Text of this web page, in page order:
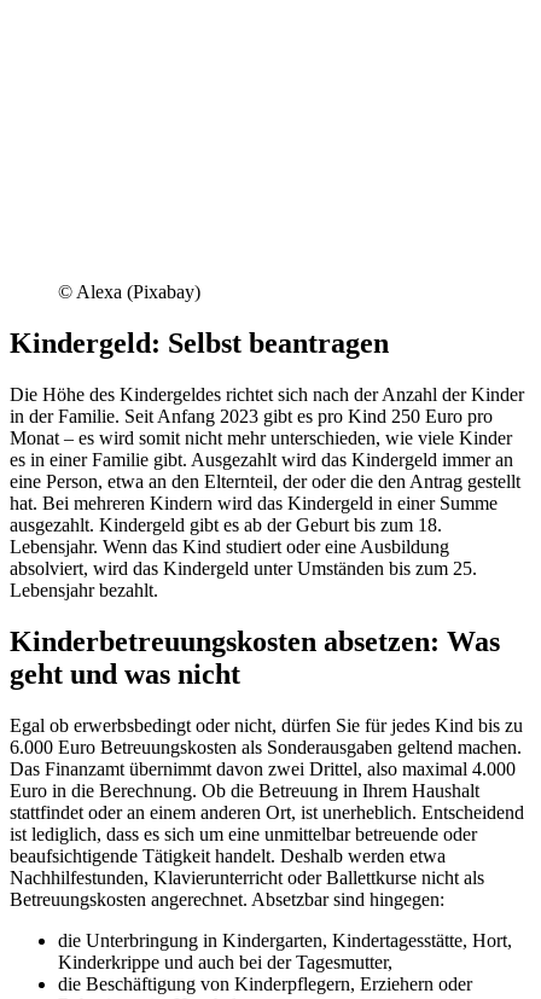
© Alexa (Pixabay)
Kindergeld: Selbst beantragen
Die Höhe des Kindergeldes richtet sich nach der Anzahl der Kinder
in der Familie. Seit Anfang 2023 gibt es pro Kind 250 Euro pro
Monat – es wird somit nicht mehr unterschieden, wie viele Kinder
es in einer Familie gibt. Ausgezahlt wird das Kindergeld immer an
eine Person, etwa an den Elternteil, der oder die den Antrag gestellt
hat. Bei mehreren Kindern wird das Kindergeld in einer Summe
ausgezahlt. Kindergeld gibt es ab der Geburt bis zum 18.
Lebensjahr. Wenn das Kind studiert oder eine Ausbildung
absolviert, wird das Kindergeld unter Umständen bis zum 25.
Lebensjahr bezahlt.
Kinderbetreuungskosten absetzen: Was
geht und was nicht
Egal ob erwerbsbedingt oder nicht, dürfen Sie für jedes Kind bis zu
6.000 Euro Betreuungskosten als Sonderausgaben geltend machen.
Das Finanzamt übernimmt davon zwei Drittel, also maximal 4.000
Euro in die Berechnung. Ob die Betreuung in Ihrem Haushalt
stattfindet oder an einem anderen Ort, ist unerheblich. Entscheidend
ist lediglich, dass es sich um eine unmittelbar betreuende oder
beaufsichtigende Tätigkeit handelt. Deshalb werden etwa
Nachhilfestunden, Klavierunterricht oder Ballettkurse nicht als
Betreuungskosten angerechnet. Absetzbar sind hingegen:
die Unterbringung in Kindergarten, Kindertagesstätte, Hort,
Kinderkrippe und auch bei der Tagesmutter,
die Beschäftigung von Kinderpflegern, Erziehern oder